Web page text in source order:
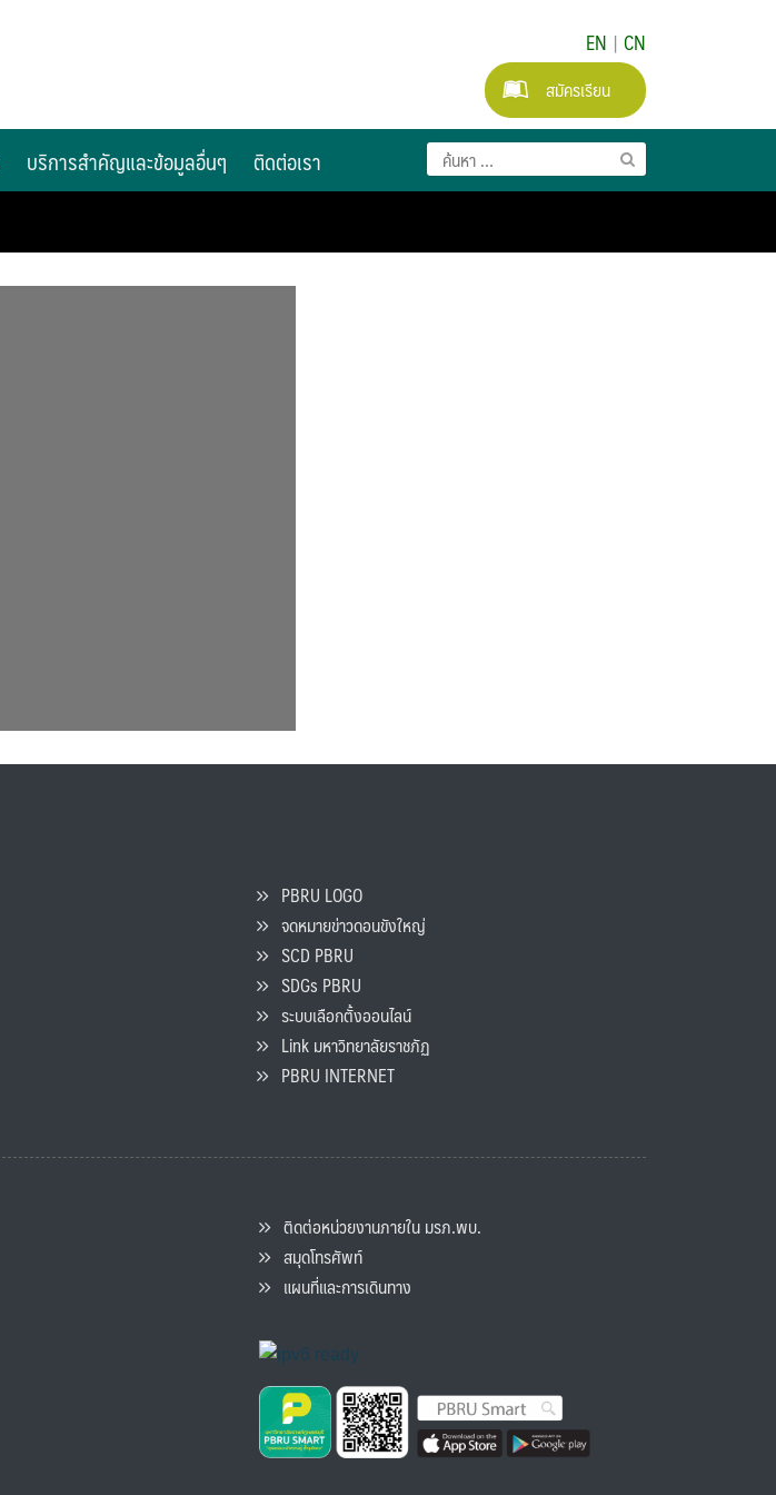
EN | CN
สมัครเรียน
บริการสำคัญและข้อมูลอื่นๆ ติดต่อเรา
PBRU LOGO
จดหมายข่าวดอนขังใหญ่
SCD PBRU
SDGs PBRU
ระบบเลือกตั้งออนไลน์
Link มหาวิทยาลัยราชภัฏ
PBRU INTERNET
ติดต่อหน่วยงานภายใน มรภ.พบ.
สมุดโทรศัพท์
แผนที่และการเดินทาง